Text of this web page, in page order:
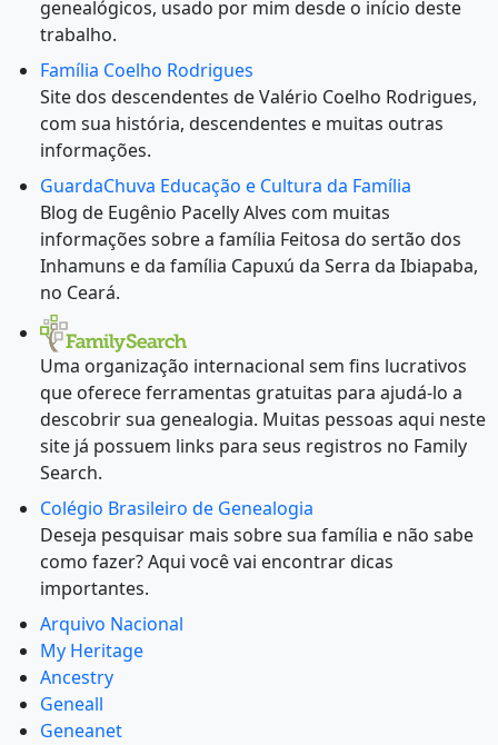
genealógicos, usado por mim desde o início deste
trabalho.
Família Coelho Rodrigues
Site dos descendentes de Valério Coelho Rodrigues,
com sua história, descendentes e muitas outras
informações.
GuardaChuva Educação e Cultura da Família
Blog de Eugênio Pacelly Alves com muitas
informações sobre a família Feitosa do sertão dos
Inhamuns e da família Capuxú da Serra da Ibiapaba,
no Ceará.
Uma organização internacional sem fins lucrativos
que oferece ferramentas gratuitas para ajudá-lo a
descobrir sua genealogia. Muitas pessoas aqui neste
site já possuem links para seus registros no Family
Search.
Colégio Brasileiro de Genealogia
Deseja pesquisar mais sobre sua família e não sabe
como fazer? Aqui você vai encontrar dicas
importantes.
Arquivo Nacional
My Heritage
Ancestry
Geneall
Geneanet